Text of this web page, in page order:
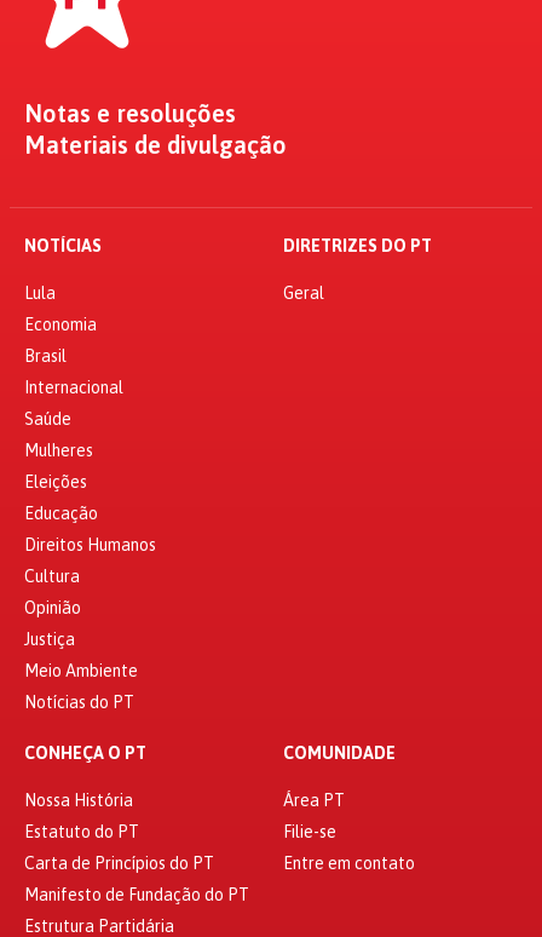
Notas e resoluções
Materiais de divulgação
NOTÍCIAS
Lula
Economia
Brasil
Internacional
Saúde
Mulheres
Eleições
Educação
Direitos Humanos
Cultura
Opinião
Justiça
Meio Ambiente
Notícias do PT
DIRETRIZES DO PT
Geral
CONHEÇA O PT
Nossa História
Estatuto do PT
Carta de Princípios do PT
Manifesto de Fundação do PT
Estrutura Partidária
COMUNIDADE
Área PT
Filie-se
Entre em contato